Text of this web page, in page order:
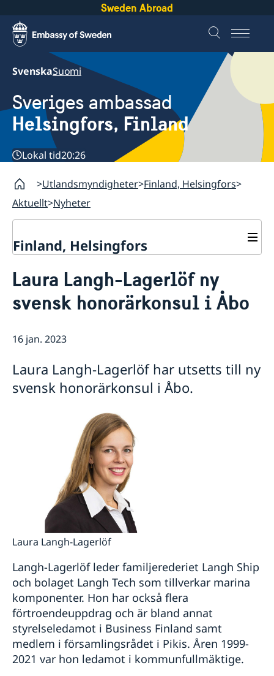
Sweden Abroad
SvenskaSuomi
Sveriges ambassad
Helsingfors, Finland
Lokal tid20:26
Utlandsmyndigheter Finland, Helsingfors
Aktuellt Nyheter
Finland, Helsingfors
Om oss
Ambassadören
Ambassadbyggnadens historia
Dataskyddspolicy
Så stöttar vi svenska företag
Team Sweden
Så kan du få stöd
Svenska företag i Finland
Anmäl handelshinder
Nyheter
Laura Langh-Lagerlöf ny
svensk honorärkonsul i Åbo
16 jan. 2023
Laura Langh-Lagerlöf har utsetts till ny
svensk honorärkonsul i Åbo.
Laura Langh-Lagerlöf
Langh-Lagerlöf leder familjerederiet Langh Ship
och bolaget Langh Tech som tillverkar marina
komponenter. Hon har också flera
förtroendeuppdrag och är bland annat
styrelseledamot i Business Finland samt
medlem i församlingsrådet i Pikis. Åren 1999-
2021 var hon ledamot i kommunfullmäktige.